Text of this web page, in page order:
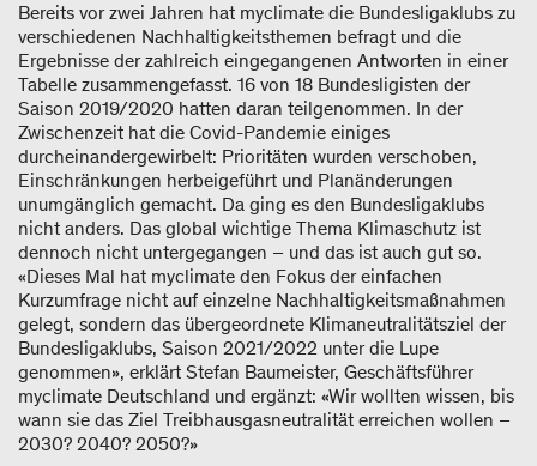
Bereits vor zwei Jahren hat myclimate die Bundesligaklubs zu
verschiedenen Nachhaltigkeitsthemen befragt und die
Ergebnisse der zahlreich eingegangenen Antworten in einer
Tabelle zusammengefasst. 16 von 18 Bundesligisten der
Saison 2019/2020 hatten daran teilgenommen. In der
Zwischenzeit hat die Covid-Pandemie einiges
durcheinandergewirbelt: Prioritäten wurden verschoben,
Einschränkungen herbeigeführt und Planänderungen
unumgänglich gemacht. Da ging es den Bundesligaklubs
nicht anders. Das global wichtige Thema Klimaschutz ist
dennoch nicht untergegangen – und das ist auch gut so.
«Dieses Mal hat myclimate den Fokus der einfachen
Kurzumfrage nicht auf einzelne Nachhaltigkeitsmaßnahmen
gelegt, sondern das übergeordnete Klimaneutralitätsziel der
Bundesligaklubs, Saison 2021/2022 unter die Lupe
genommen», erklärt Stefan Baumeister, Geschäftsführer
myclimate Deutschland und ergänzt: «Wir wollten wissen, bis
wann sie das Ziel Treibhausgasneutralität erreichen wollen –
2030? 2040? 2050?»